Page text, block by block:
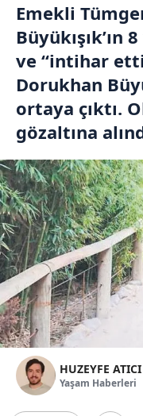
Emekli
Büyükışık’ın
ve “intihar
Dorukhan
ortaya çıktı.
gözaltına
HUZEYFE ATICI
Yaşam Haberleri